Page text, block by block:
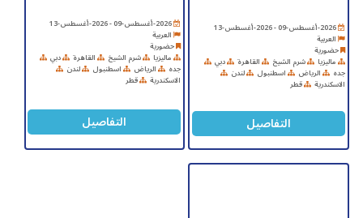
2026-أغسطس-09 - 2026-أغسطس-13
العربية
حضورية
ماليزيا شرم الشيخ القاهرة دبي
جده الرياض اسطنبول لندن
الاسكندرية قطر
التفاصيل
2026-أغسطس-09 - 2026-أغسطس-13
العربية
حضورية
ماليزيا شرم الشيخ القاهرة دبي
جده الرياض اسطنبول لندن
الاسكندرية قطر
التفاصيل